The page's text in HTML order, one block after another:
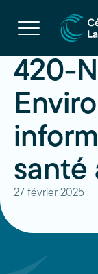
Ouvrir
la
navigation
site
420-
santé
27 février 2025